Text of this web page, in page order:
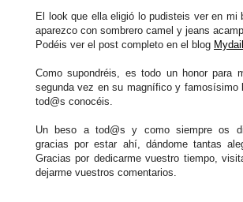
El look que ella eligió lo pudisteis ver en mi
aparezco con sombrero camel y jeans
Podéis ver el post completo en el blog
Como supondréis, es todo un honor para
segunda vez en su magnífico y famosísimo
tod@s conocéis.
Un beso a tod@s y como siempre os
gracias por estar ahí, dándome tantas
Gracias por dedicarme vuestro tiempo,
dejarme vuestros comentarios.